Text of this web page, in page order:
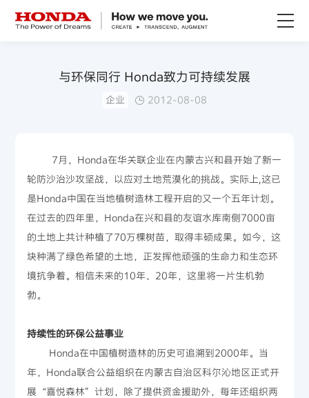
赛事运动
新闻资讯
与环保同行 Honda致力可持续发展
企业 2012-08-08
7月，Honda在华关联企业在内蒙古兴和县开始了新一
轮防沙治沙攻坚战，以应对土地荒漠化的挑战。实际上,这已
是Honda中国在当地植树造林工程开启的又一个五年计划。
在过去的四年里，Honda在兴和县的友谊水库南侧7000亩
的土地上共计种植了70万棵树苗，取得丰硕成果。如今，这
块种满了绿色希望的土地，正发挥他顽强的生命力和生态环
境抗争着。相信未来的10年、20年，这里将一片生机勃
勃。
持续性的环保公益事业
Honda在中国植树造林的历史可追溯到2000年。当
年，Honda联合公益组织在内蒙古自治区科尔沁地区正式开
展“喜悦森林”计划，除了提供资金援助外，每年还组织两